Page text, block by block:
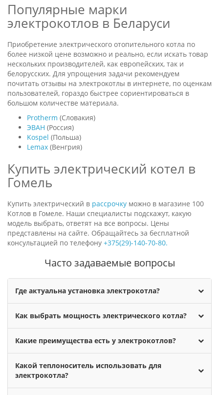
Популярные марки
электрокотлов в Беларуси
Приобретение электрического отопительного котла по
более низкой цене возможно и реально, если искать товар
нескольких производителей, как европейских, так и
белорусских. Для упрощения задачи рекомендуем
почитать отзывы на электрокотлы в интернете, по оценкам
пользователей, гораздо быстрее сориентироваться в
большом количестве материала.
Protherm (Словакия)
ЭВАН (Россия)
Kospel (Польша)
Lemax (Венгрия)
Купить электрический котел в
Гомель
Купить электрический в рассрочку можно в магазине 100
Котлов в Гомеле. Наши специалисты подскажут, какую
модель выбрать, ответят на все вопросы. Цены
представлены на сайте. Обращайтесь за бесплатной
консультацией по телефону +375(29)-140-70-80.
Часто задаваемые вопросы
Где актуальна установка электрокотла?
Как выбрать мощность электрического котла?
Какие преимущества есть у электрокотлов?
Какой теплоноситель использовать для
электрокотла?